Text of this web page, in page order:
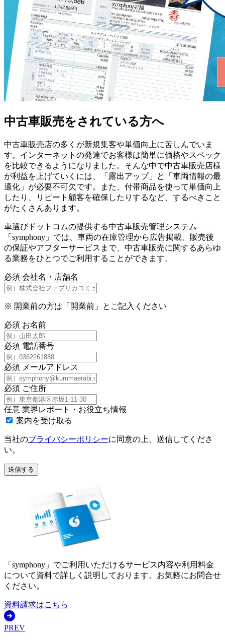
中古車販売をされている方へ
中古車販売店の多くが新規集客や単価向上に苦しんでいま
す。インターネットの発達でお客様は簡単に価格やスペック
を比較できるようになりました。そんな中で中古車販売店様
が利益を上げていくには、「露出アップ」と「車両情報の最
適化」が必要不可欠です。また、付帯商品を使って単価向上
したり、リピート顧客を確保したりするなど、するべきこと
がたくさんあります。
車選びドットコムの提供する中古車販売管理システム
「symphony」では、車両の在庫管理から広告掲載、販売後
の保証やアフターサービスまで、中古車販売に関するあらゆ
る業務をひとつでご利用することができます。
必須 会社名・店舗名
※ 開業前の方は「開業前」とご記入ください
必須 お名前
必須 電話番号
必須 メールアドレス
必須 ご住所
任意 業界レポート・お役立ち情報
案内を受け取る
当社のプライバシーポリシーに同意の上、送信してくださ
い。
送信する
「symphony」でご利用いただけるサービス内容や利用料金
について資料で詳しく説明しております。お気軽にお問合せ
ください。
資料請求はこちら
PREV